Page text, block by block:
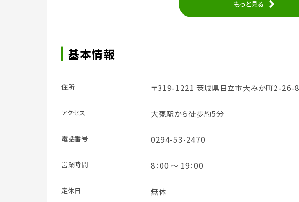
もっと見る
基本情報
住所 〒319-1221 茨城県日立市大みか町2-26-8
アクセス 大甕駅から徒歩約5分
電話番号 0294-53-2470
営業時間 8：00 ～ 19：00
定休日 無休